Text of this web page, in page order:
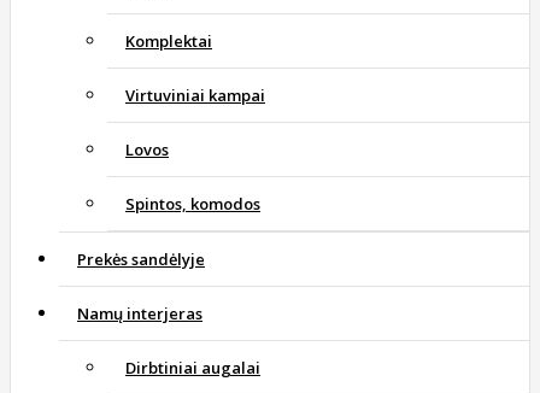
Komplektai
Virtuviniai kampai
Lovos
Spintos, komodos
Prekės sandėlyje
Namų interjeras
Dirbtiniai augalai